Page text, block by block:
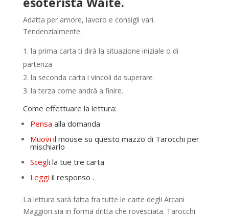
Adatta per amore, lavoro e consigli vari.
Tendenzialmente:
la prima carta ti dirà la situazione iniziale o di
partenza
la seconda carta i vincoli da superare
la terza come andrà a finire.
Come effettuare la lettura:
Pensa alla domanda
Muovi il mouse su questo mazzo di Tarocchi per
mischiarlo
Scegli la tue tre carta
Leggi il responso .
La lettura sarà fatta fra tutte le carte degli Arcani
Maggiori sia in forma dritta che rovesciata. Tarocchi